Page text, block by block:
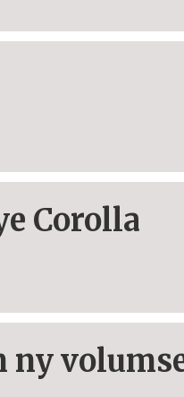
Corolla
ny